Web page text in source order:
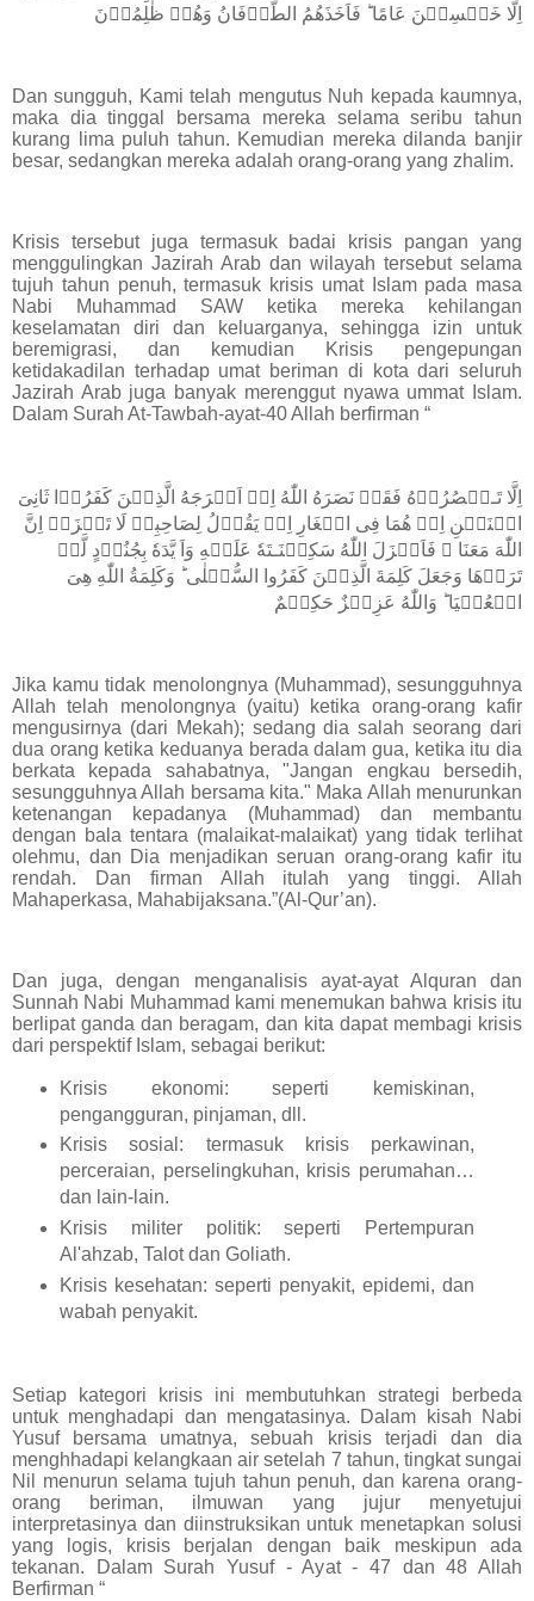
اِلَّا خَمۡسِيۡنَ عَامًا ؕ فَاَخَذَهُمُ الطُّوۡفَانُ وَهُمۡ ظٰلِمُوۡنَ
Dan sungguh, Kami telah mengutus Nuh kepada kaumnya,
maka dia tinggal bersama mereka selama seribu tahun
kurang lima puluh tahun. Kemudian mereka dilanda banjir
besar, sedangkan mereka adalah orang-orang yang zhalim.
Krisis tersebut juga termasuk badai krisis pangan yang
menggulingkan Jazirah Arab dan wilayah tersebut selama
tujuh tahun penuh, termasuk krisis umat Islam pada masa
Nabi Muhammad SAW ketika mereka kehilangan
keselamatan diri dan keluarganya, sehingga izin untuk
beremigrasi, dan kemudian Krisis pengepungan
ketidakadilan terhadap umat beriman di kota dari seluruh
Jazirah Arab juga banyak merenggut nyawa ummat Islam.
Dalam Surah At-Tawbah-ayat-40 Allah berfirman “
اِلَّا تَـنۡصُرُوۡهُ فَقَدۡ نَصَرَهُ اللّٰهُ اِذۡ اَخۡرَجَهُ الَّذِيۡنَ كَفَرُوۡا ثَانِىَ
اثۡنَيۡنِ اِذۡ هُمَا فِى الۡغَارِ اِذۡ يَقُوۡلُ لِصَاحِبِهٖ لَا تَحۡزَنۡ اِنَّ
اللّٰهَ مَعَنَا ۚ فَاَنۡزَلَ اللّٰهُ سَكِيۡنَـتَهٗ عَلَيۡهِ وَاَ يَّدَهٗ بِجُنُوۡدٍ لَّمۡ
تَرَوۡهَا وَجَعَلَ كَلِمَةَ الَّذِيۡنَ كَفَرُوا السُّفۡلٰى ؕ وَكَلِمَةُ اللّٰهِ هِىَ
الۡعُلۡيَا ؕ وَاللّٰهُ عَزِيۡزٌ حَكِيۡمٌ
Jika kamu tidak menolongnya (Muhammad), sesungguhnya
Allah telah menolongnya (yaitu) ketika orang-orang kafir
mengusirnya (dari Mekah); sedang dia salah seorang dari
dua orang ketika keduanya berada dalam gua, ketika itu dia
berkata kepada sahabatnya, "Jangan engkau bersedih,
sesungguhnya Allah bersama kita." Maka Allah menurunkan
ketenangan kepadanya (Muhammad) dan membantu
dengan bala tentara (malaikat-malaikat) yang tidak terlihat
olehmu, dan Dia menjadikan seruan orang-orang kafir itu
rendah. Dan firman Allah itulah yang tinggi. Allah
Mahaperkasa, Mahabijaksana.”(Al-Qur’an).
Dan juga, dengan menganalisis ayat-ayat Alquran dan
Sunnah Nabi Muhammad kami menemukan bahwa krisis itu
berlipat ganda dan beragam, dan kita dapat membagi krisis
dari perspektif Islam, sebagai berikut:
Krisis ekonomi: seperti kemiskinan,
pengangguran, pinjaman, dll.
Krisis sosial: termasuk krisis perkawinan,
perceraian, perselingkuhan, krisis perumahan…
dan lain-lain.
Krisis militer politik: seperti Pertempuran
Al'ahzab, Talot dan Goliath.
Krisis kesehatan: seperti penyakit, epidemi, dan
wabah penyakit.
Setiap kategori krisis ini membutuhkan strategi berbeda
untuk menghadapi dan mengatasinya. Dalam kisah Nabi
Yusuf bersama umatnya, sebuah krisis terjadi dan dia
menghhadapi kelangkaan air setelah 7 tahun, tingkat sungai
Nil menurun selama tujuh tahun penuh, dan karena orang-
orang beriman, ilmuwan yang jujur menyetujui
interpretasinya dan diinstruksikan untuk menetapkan solusi
yang logis, krisis berjalan dengan baik meskipun ada
tekanan. Dalam Surah Yusuf ‐ Ayat ‐ 47 dan 48 Allah
Berfirman “